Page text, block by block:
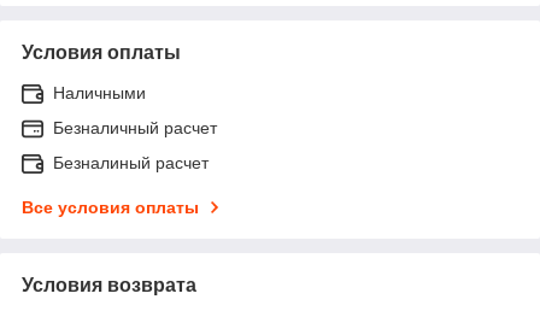
Условия оплаты
Наличными
Безналичный расчет
Безналиный расчет
Все условия оплаты
Условия возврата